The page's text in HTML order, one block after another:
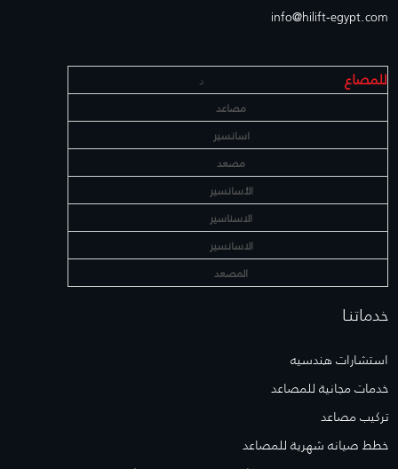
info@hilift-egypt.com
للمصاع
د
مصاعد
اسانسير
مصعد
الأسانسير
الاسناسير
الاسانسير
المصعد
خدماتنـا
استشارات هندسيه
خدمات مجانية للمصاعد
تركيب مصاعد
خطط صيانه شهرية للمصاعد